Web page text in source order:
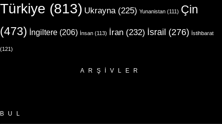
Türkiye (813) Ukrayna(225) Yunanistan (111) Çin
(473) İngiltere (206) İnsan (113) İran (232) İsrail (276) İstihbarat
(121)
ARŞIVLER
BUL